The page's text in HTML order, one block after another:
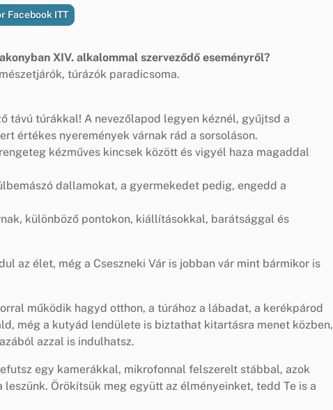
Facebook ITT
XIV. alkalommal szerveződő eseményről?
túrázók paradicsoma.
távú túrákkal! A nevezőlapod legyen kéznél, gyűjtsd a
értékes nyeremények várnak rád a sorsoláson.
kézműves kincsek között és vigyél haza magaddal
dallamokat, a gyermekedet pedig, engedd a
különböző pontokon, kiállításokkal, barátsággal és
az élet, még a Cseszneki Vár is jobban vár mint bármikor is
működik hagyd otthon, a túrához a lábadat, a kerékpárod
még a kutyád lendülete is biztathat kitartásra menet közben,
azzal is indulhatsz.
egy kamerákkal, mikrofonnal felszerelt stábbal, azok
leszünk. Örökítsük meg együtt az élményeinket, tedd Te is a